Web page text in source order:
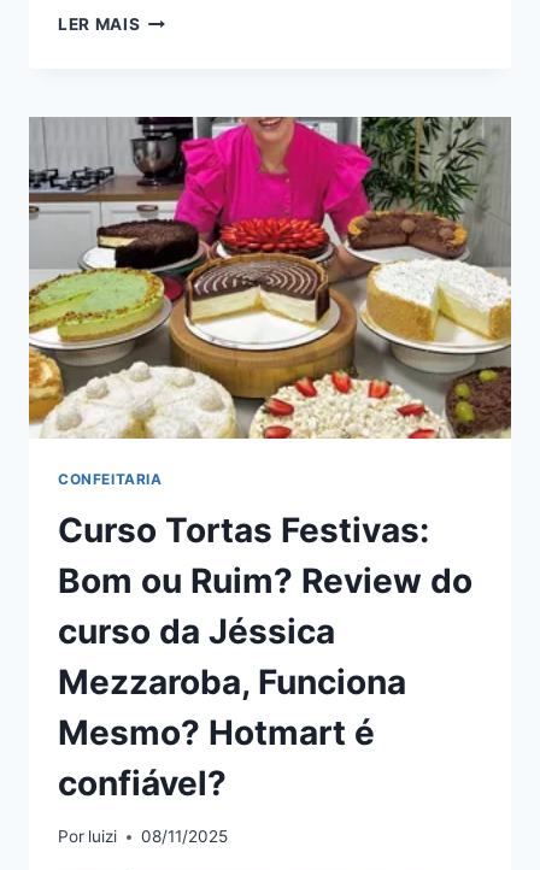
LER MAIS TREINA
LESSA:
BOM
OU
RUIM?
REVIEW
DO
CURSO
DA
VANESSA
LESSA,
FUNCIONA
MESMO?
HOTMART
CONFIÁVEL?
CONFEITARIA
Curso Tortas Festivas:
Bom ou Ruim? Review do
curso da Jéssica
Mezzaroba, Funciona
Mesmo? Hotmart é
confiável?
Por luizi 08/11/2025